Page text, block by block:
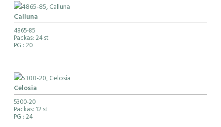
Calluna
4865-85
Packas: 24 st
PG : 20
Celosia
5300-20
Packas: 12 st
PG : 24